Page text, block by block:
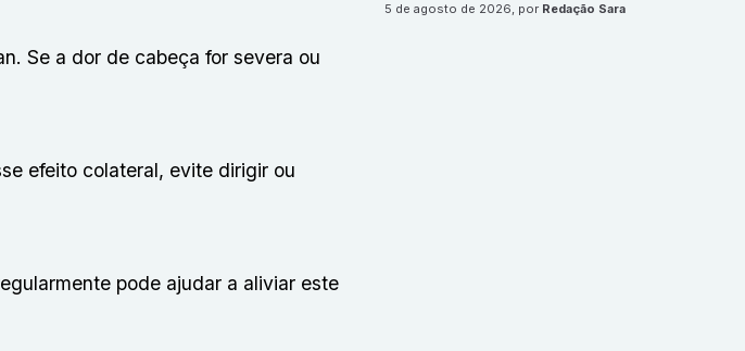
Se a dor de cabeça for severa ou
efeito colateral, evite dirigir ou
pode ajudar a aliviar este
5 de agosto de 2026, por Redação Sara